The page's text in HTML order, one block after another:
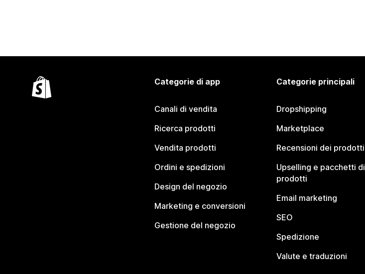
Categorie di app
Canali di vendita
Ricerca prodotti
Vendita prodotti
Ordini e spedizioni
Design del negozio
Marketing e conversioni
Gestione del negozio
Categorie principali
Dropshipping
Marketplace
Recensioni dei prodotti
Upselling e pacchetti di
prodotti
Email marketing
SEO
Spedizione
Valute e traduzioni